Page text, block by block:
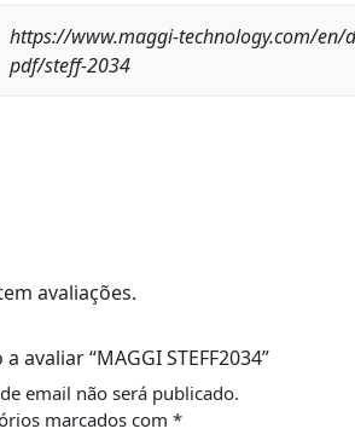
https://www.maggi-technology.com/en/
pdf/steff-2034
avaliações.
avaliar “MAGGI STEFF2034”
email não será publicado.
marcados com *